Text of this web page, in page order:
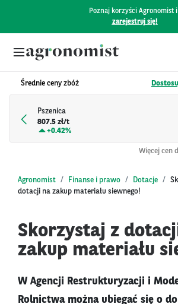
Poznaj korzyści Agronomist i
zarejestruj się!
Średnie ceny zbóż
Pszenica
807.5 zł/t
+0.42%
Więcej cen
Agronomist Finanse i prawo Dotacje
dotacji na zakup materiału siewnego!
Skorzystaj z
zakup materiału
W Agencji Restrukturyzacji i
Rolnictwa można ubiegać się o